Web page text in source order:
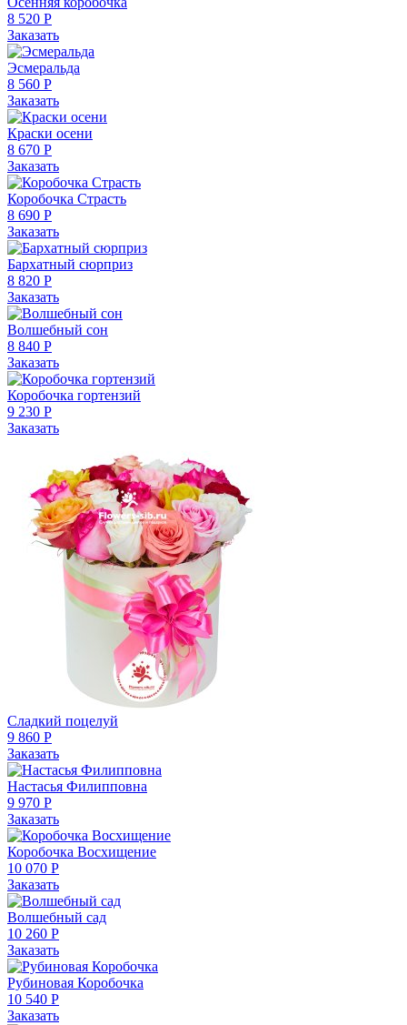
8 520 Р
Заказать
Эсмеральда
8 560 Р
Заказать
Краски осени
8 670 Р
Заказать
Коробочка Страсть
8 690 Р
Заказать
Бархатный сюрприз
8 820 Р
Заказать
Волшебный сон
8 840 Р
Заказать
Коробочка гортензий
9 230 Р
Заказать
Сладкий поцелуй
9 860 Р
Заказать
Настасья Филипповна
9 970 Р
Заказать
Коробочка Восхищение
10 070 Р
Заказать
Волшебный сад
10 260 Р
Заказать
Рубиновая Коробочка
10 540 Р
Заказать